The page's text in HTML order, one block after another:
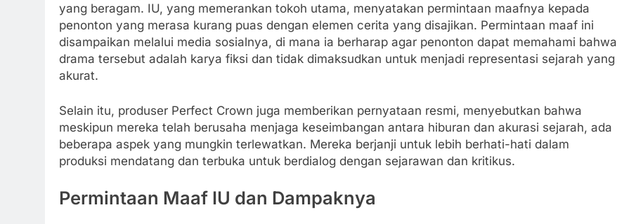
yang beragam. IU, yang memerankan tokoh utama, menyatakan permintaan maafnya kepada
penonton yang merasa kurang puas dengan elemen cerita yang disajikan. Permintaan maaf ini
disampaikan melalui media sosialnya, di mana ia berharap agar penonton dapat memahami bahwa
drama tersebut adalah karya fiksi dan tidak dimaksudkan untuk menjadi representasi sejarah yang
akurat.
Selain itu, produser Perfect Crown juga memberikan pernyataan resmi, menyebutkan bahwa
meskipun mereka telah berusaha menjaga keseimbangan antara hiburan dan akurasi sejarah, ada
beberapa aspek yang mungkin terlewatkan. Mereka berjanji untuk lebih berhati-hati dalam
produksi mendatang dan terbuka untuk berdialog dengan sejarawan dan kritikus.
Permintaan Maaf IU dan Dampaknya